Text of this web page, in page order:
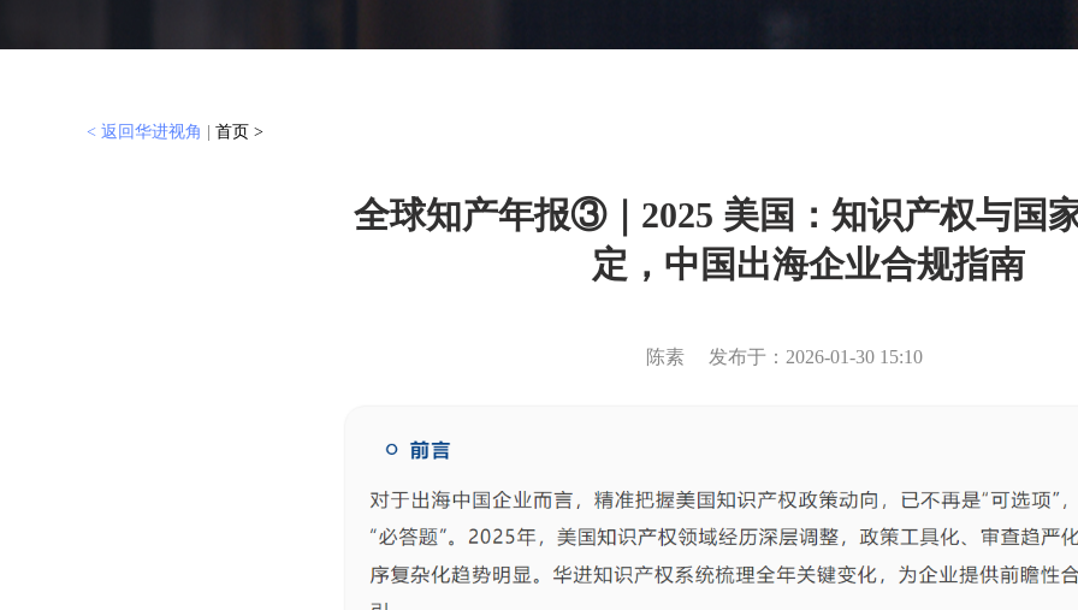
< 返回华进视角 首页 >
全球知产年报③｜2025 美国：知识产权与国
定，中国出海企业合规指南
陈素 发布于： 2026-01-30 15:10